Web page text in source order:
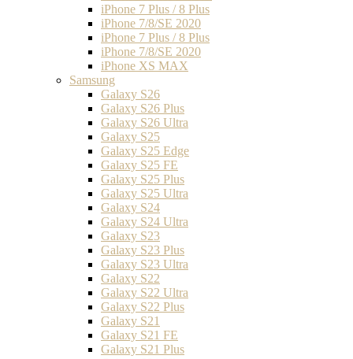
iPhone 7 Plus / 8 Plus
iPhone 7/8/SE 2020
iPhone 7 Plus / 8 Plus
iPhone 7/8/SE 2020
iPhone XS MAX
Samsung
Galaxy S26
Galaxy S26 Plus
Galaxy S26 Ultra
Galaxy S25
Galaxy S25 Edge
Galaxy S25 FE
Galaxy S25 Plus
Galaxy S25 Ultra
Galaxy S24
Galaxy S24 Ultra
Galaxy S23
Galaxy S23 Plus
Galaxy S23 Ultra
Galaxy S22
Galaxy S22 Ultra
Galaxy S22 Plus
Galaxy S21
Galaxy S21 FE
Galaxy S21 Plus